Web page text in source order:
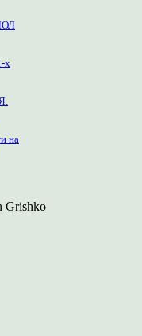
х
на
Grishko